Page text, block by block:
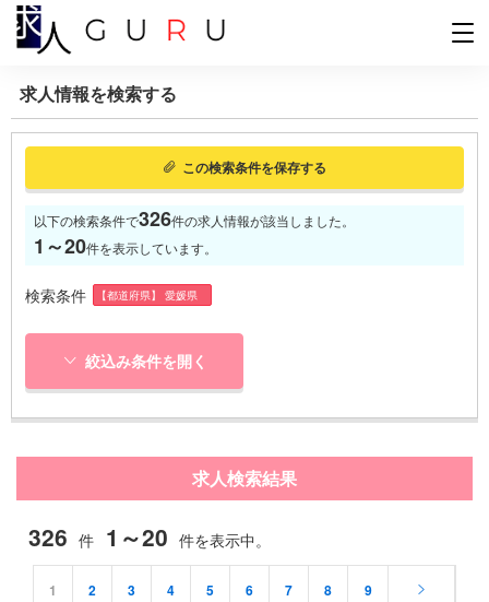
求人情報を検索する
この検索条件を保存する
以下の検索条件で326件の求人情報が該当しました。
1～20件を表示しています。
検索条件 【都道府県】 愛媛県
絞込み条件を開く
求人検索結果
326 件 1～20 件を表示中。
1 2 3 4 5 6 7 8 9